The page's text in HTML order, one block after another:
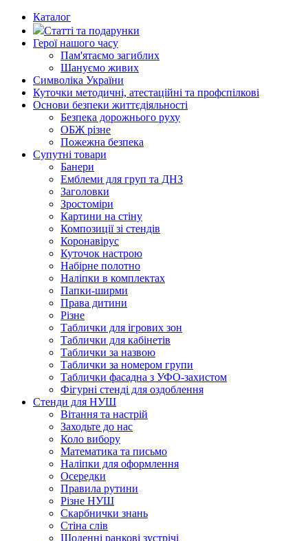
Каталог
Статті та подарунки
Герої нашого часу
Пам'ятаємо загиблих
Шануємо живих
Символіка України
Куточки методичні, атестаційні та профспілкові
Основи безпеки життєдіяльності
Безпека дорожнього руху
ОБЖ різне
Пожежна безпека
Супутні товари
Банери
Емблеми для груп та ДНЗ
Заголовки
Зростоміри
Картини на стіну
Композиції зі стендів
Коронавірус
Куточок настрою
Набірне полотно
Наліпки в комплектах
Папки-ширми
Права дитини
Різне
Таблички для ігрових зон
Таблички для кабінетів
Таблички за назвою
Таблички за номером групи
Таблички фасадна з УФО-захистом
Фігурні стенді для оздоблення
Стенди для НУШ
Вітання та настрій
Заходьте до нас
Коло вибору
Математика та письмо
Наліпки для оформлення
Осередки
Правила рутини
Різне НУШ
Скарбнички знань
Стіна слів
Щоденні ранкові зустрічі